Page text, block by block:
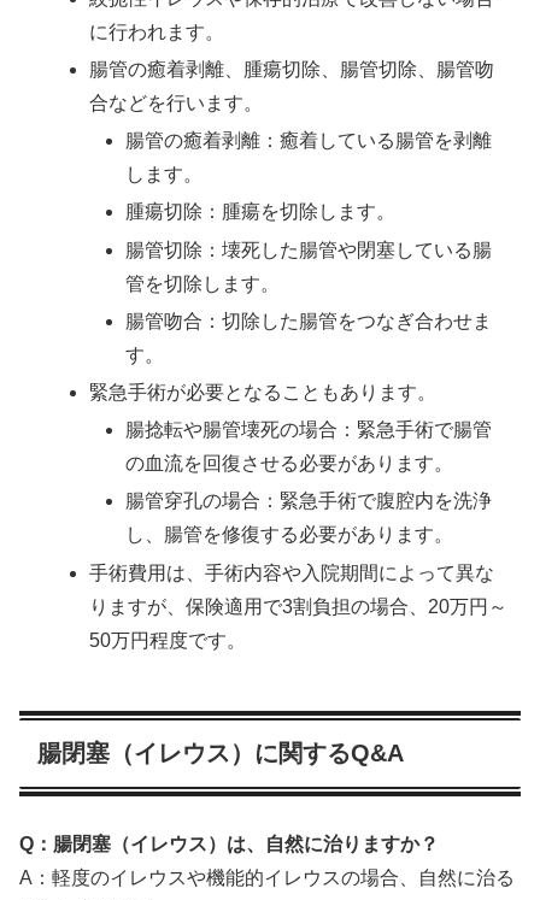
に行われます。
腸管の癒着剥離、腫瘍切除、腸管切除、腸管吻
合などを行います。
腸管の癒着剥離：癒着している腸管を剥離
します。
腫瘍切除：腫瘍を切除します。
腸管切除：壊死した腸管や閉塞している腸
管を切除します。
腸管吻合：切除した腸管をつなぎ合わせま
す。
緊急手術が必要となることもあります。
腸捻転や腸管壊死の場合：緊急手術で腸管
の血流を回復させる必要があります。
腸管穿孔の場合：緊急手術で腹腔内を洗浄
し、腸管を修復する必要があります。
手術費用は、手術内容や入院期間によって異な
りますが、保険適用で3割負担の場合、20万円～
50万円程度です。
腸閉塞（イレウス）に関するQ&A
Q：腸閉塞（イレウス）は、自然に治りますか？
A：軽度のイレウスや機能的イレウスの場合、自然に治る